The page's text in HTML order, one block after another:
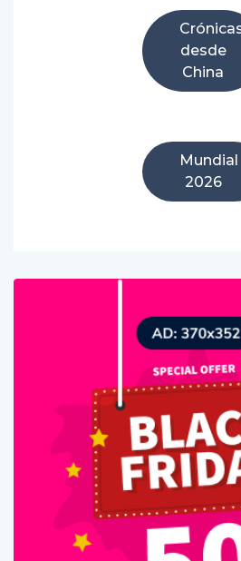
desde
China
Mundial
2026